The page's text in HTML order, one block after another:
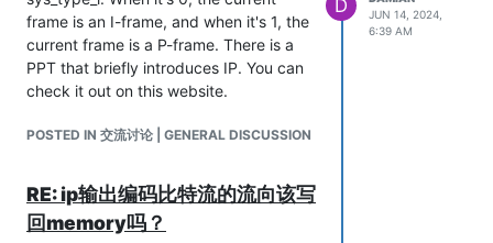
frame is an I-frame, and when it's 1, the
current frame is a P-frame. There is a
PPT that briefly introduces IP. You can
check it out on this website.
POSTED IN 交流讨论 | GENERAL DISCUSSION
D
JUN 14, 2024,
6:39 AM
RE: ip输出编码比特流的流向该写
回memory吗？